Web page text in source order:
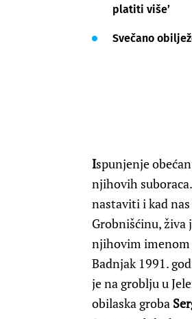
platiti više’
Svečano
Ispunjenje
njihovih
nastaviti i kad
Grobnišćinu, živa
njihovim imenom
Badnjak 1991.
je na groblju u
obilaska groba